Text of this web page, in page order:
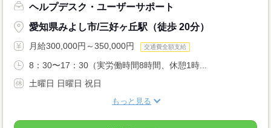
ヘルプデスク・ユーザーサポート
愛知県みよし市/三好ヶ丘駅（徒歩 20分）
月給300,000円～350,000円 交通費全額支給
8：30〜17：30（実労働時間8時間、休憩1時...
土曜日 日曜日 祝日
もっと見る